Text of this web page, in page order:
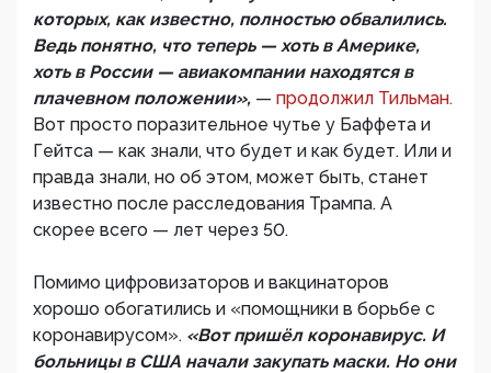
которых, как известно, полностью обвалились.
Ведь понятно, что теперь — хоть в Америке,
хоть в России — авиакомпании находятся в
плачевном положении», — продолжил Тильман.
Вот просто поразительное чутье у Баффета и
Гейтса — как знали, что будет и как будет. Или и
правда знали, но об этом, может быть, станет
известно после расследования Трампа. А
скорее всего — лет через 50.
Помимо цифровизаторов и вакцинаторов
хорошо обогатились и «помощники в борьбе с
коронавирусом». «Вот пришёл коронавирус. И
больницы в США начали закупать маски. Но они